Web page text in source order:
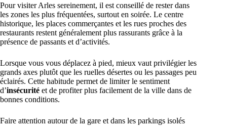
Pour visiter Arles sereinement, il est conseillé de rester dans
les zones les plus fréquentées, surtout en soirée. Le centre
historique, les places commerçantes et les rues proches des
restaurants restent généralement plus rassurants grâce à la
présence de passants et d’activités.
Lorsque vous vous déplacez à pied, mieux vaut privilégier les
grands axes plutôt que les ruelles désertes ou les passages peu
éclairés. Cette habitude permet de limiter le sentiment
d’insécurité et de profiter plus facilement de la ville dans de
bonnes conditions.
Faire attention autour de la gare et dans les parkings isolés